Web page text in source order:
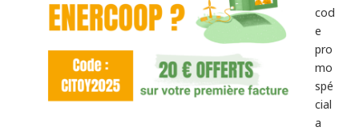
cod
e
pro
mo
spé
cial
a